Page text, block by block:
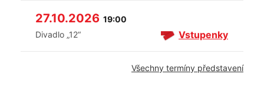
27.10.2026 19:00
Divadlo „12“
Vstupenky
Všechny termíny představení